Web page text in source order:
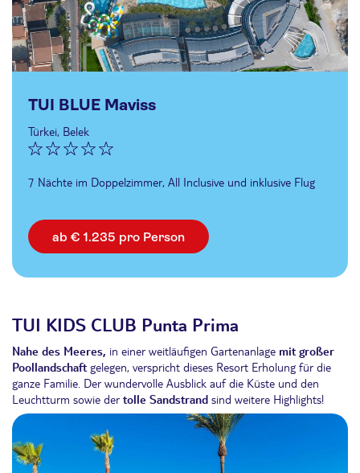
TUI BLUE Maviss
Türkei, Belek
7 Nächte im Doppelzimmer, All Inclusive und inklusive Flug
ab € 1.235 pro Person
TUI KIDS CLUB Punta Prima
Nahe des Meeres, in einer weitläufigen Gartenanlage mit großer
Poollandschaftgelegen, verspricht dieses Resort Erholung für die
ganze Familie. Der wundervolle Ausblick auf die Küste und den
Leuchtturm sowie dertolle Sandstrand sind weitere Highlights!